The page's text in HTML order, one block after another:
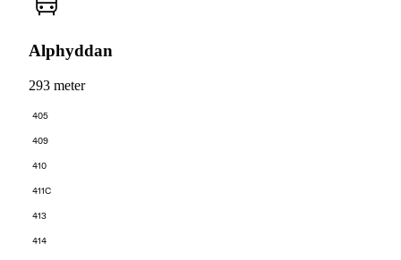
Alphyddan
293 meter
405
409
410
411C
413
414